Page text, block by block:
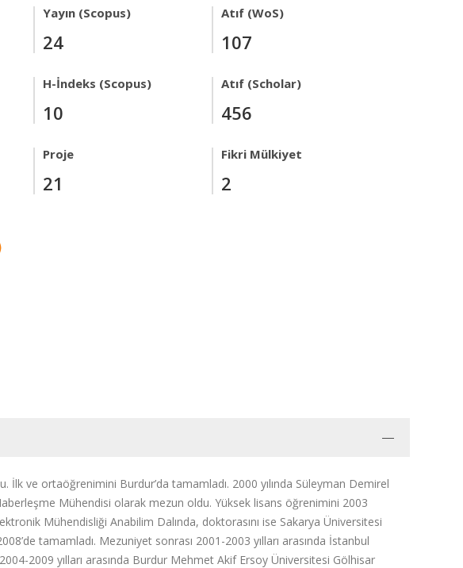
Yayın (Scopus)
24
Atıf (WoS)
107
H-İndeks (Scopus)
10
Atıf (Scholar)
456
Proje
21
Fikri Mülkiyet
2
İlk ve ortaöğrenimini Burdur’da tamamladı. 2000 yılında Süleyman Demirel
Mühendisi olarak mezun oldu. Yüksek lisans öğrenimini 2003
Mühendisliği Anabilim Dalında, doktorasını ise Sakarya Üniversitesi
tamamladı. Mezuniyet sonrası 2001-2003 yılları arasında İstanbul
2009 yılları arasında Burdur Mehmet Akif Ersoy Üniversitesi Gölhisar